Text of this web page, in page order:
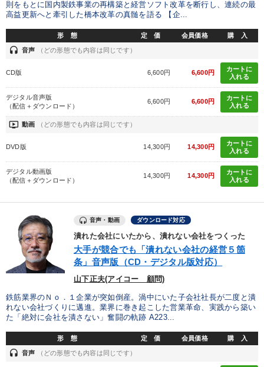
カテゴリー
改善・生産性向上 【5月】音声・映像
売上直結の営業力や販売力を獲得する 組織・採用・スキル
企業戦略に学ぶ 組織と人を動かすマネジメント力を磨く
最新刊・戦略参謀ChatGPT実戦法と中小企業のDXと講話ご案内
成功哲学・人間学 「儲けの本質」を突く
【3月】音声・映像
全国経営者セミナー収録〈売れ筋・人気〉音声＆動画20選
オーナー社長の「現場力の経営」＋現場の「儲ける力」をさらに
高める教材２選
目的別
発想力を磨きたい 後継者に聞かせたい
パフォーマンス向上 販売力を強化したい
則をもとに国内製鉄事業の再構築と経営ソフト改革を断行し、連続の最
高益更新へと牽引した橋本改革の真髄を語る 【企...
形 態 定 価 会員価格 購 入
headset 音声 （どの形態でも内容は同じです）
CD版 6,600円 6,600円
カートに
入れる
デジタル音声版
（配信＋ダウンロード）
6,600円 6,600円
カートに
入れる
ondemand_video 動画 （どの形態でも内容は同じです）
DVD版 14,300円 14,300円
カートに
入れる
デジタル動画版
（配信＋ダウンロード）
14,300円 14,300円
カートに
入れる
音声・動画 ダウンロード対応
潰れた会社にいたから、潰れない会社をつくった
大手が競合でも「潰れない会社の経営５箇
条」音声版（CD・デジタル版対応）
山下正夫(アイコー 顧問)
鉄筋業界のＮｏ．１企業が突如倒産。渦中にいた子会社社長が二度と潰
れない会社づくりに邁進。業界に巻き起こした営業革命、実践から築い
た「絶対に会社を潰さない」奮闘の軌跡 A223...
形 態 定 価 会員価格 購 入
headset 音声 （どの形態でも内容は同じです）